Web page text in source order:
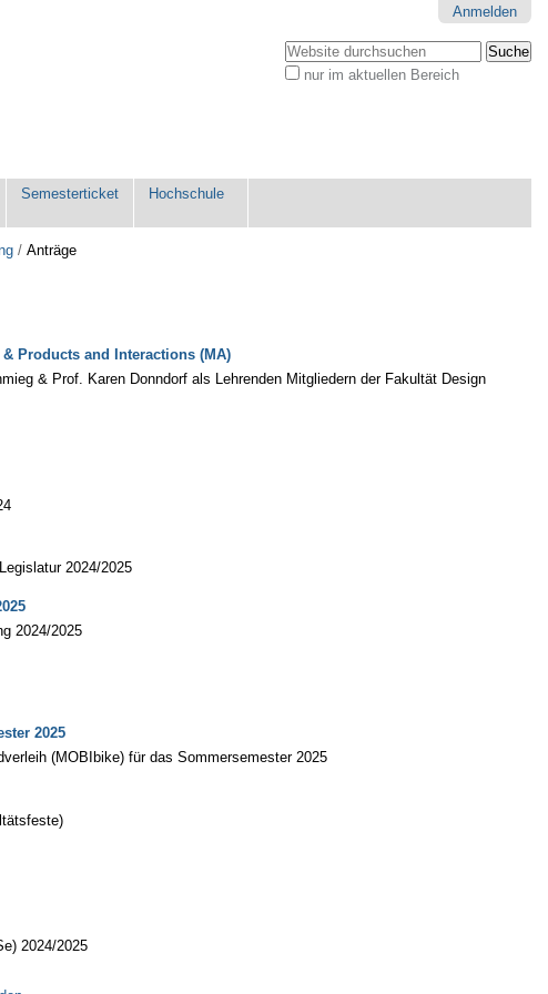
Anmelden
Website durchsuchen
nur im aktuellen Bereich
Semesterticket Hochschule
/Anträge
Products and Interactions (MA)
& Prof. Karen Donndorf als Lehrenden Mitgliedern der Fakultät Design
2024/2025
2024/2025
2025
(MOBIbike) für das Sommersemester 2025
2024/2025